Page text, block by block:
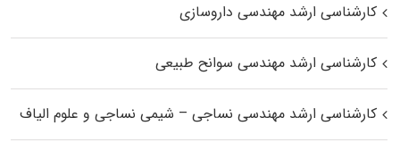
کارشناسی ارشد مهندسی داروسازی
کارشناسی ارشد مهندسی سوانح طبیعی
کارشناسی ارشد مهندسی نساجی – شیمی نساجی و علوم الیاف